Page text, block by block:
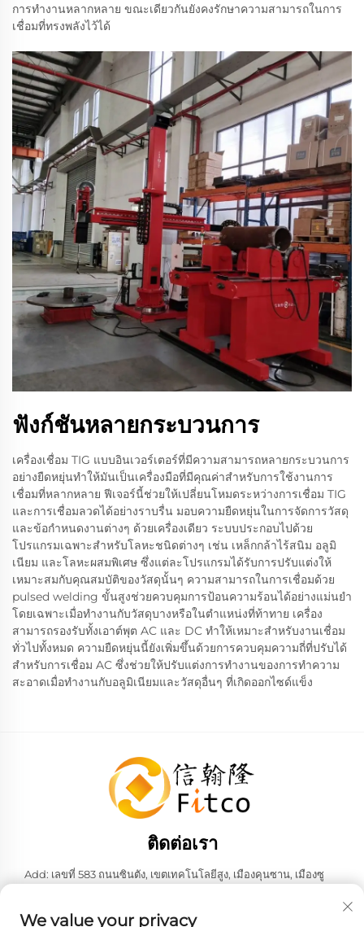
การทำงานหลากหลาย ขณะเดียวกันยังคงรักษาความสามารถในการ
เชื่อมที่ทรงพลังไว้ได้
ฟังก์ชันหลายกระบวนการ
เครื่องเชื่อม TIG แบบอินเวอร์เตอร์ที่มีความสามารถหลายกระบวนการ
อย่างยืดหยุ่นทำให้มันเป็นเครื่องมือที่มีคุณค่าสำหรับการใช้งานการ
เชื่อมที่หลากหลาย ฟีเจอร์นี้ช่วยให้เปลี่ยนโหมดระหว่างการเชื่อม TIG
และการเชื่อมลวดได้อย่างราบรื่น มอบความยืดหยุ่นในการจัดการวัสดุ
และข้อกำหนดงานต่างๆ ด้วยเครื่องเดียว ระบบประกอบไปด้วย
โปรแกรมเฉพาะสำหรับโลหะชนิดต่างๆ เช่น เหล็กกล้าไร้สนิม อลูมิ
เนียม และโลหะผสมพิเศษ ซึ่งแต่ละโปรแกรมได้รับการปรับแต่งให้
เหมาะสมกับคุณสมบัติของวัสดุนั้นๆ ความสามารถในการเชื่อมด้วย
pulsed welding ขั้นสูงช่วยควบคุมการป้อนความร้อนได้อย่างแม่นยำ
โดยเฉพาะเมื่อทำงานกับวัสดุบางหรือในตำแหน่งที่ท้าทาย เครื่อง
สามารถรองรับทั้งเอาต์พุต AC และ DC ทำให้เหมาะสำหรับงานเชื่อม
ทั่วไปทั้งหมด ความยืดหยุ่นนี้ยังเพิ่มขึ้นด้วยการควบคุมความถี่ที่ปรับได้
สำหรับการเชื่อม AC ซึ่งช่วยให้ปรับแต่งการทำงานของการทำความ
สะอาดเมื่อทำงานกับอลูมิเนียมและวัสดุอื่นๆ ที่เกิดออกไซด์แข็ง
ติดต่อเรา
Add: เลขที่ 583 ถนนซินตัง, เขตเทคโนโลยีสูง, เมืองคุนซาน, เมืองซู
โทรศัพท์:+86-137 6186 0079
We value your privacy